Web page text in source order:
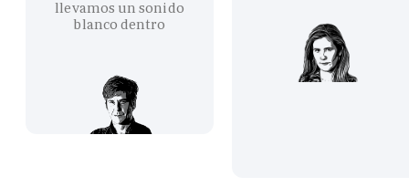
llevamos un sonido
blanco dentro